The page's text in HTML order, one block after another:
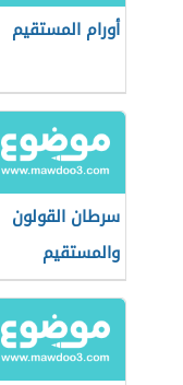
أورام المستقيم
سرطان القولون
والمستقيم